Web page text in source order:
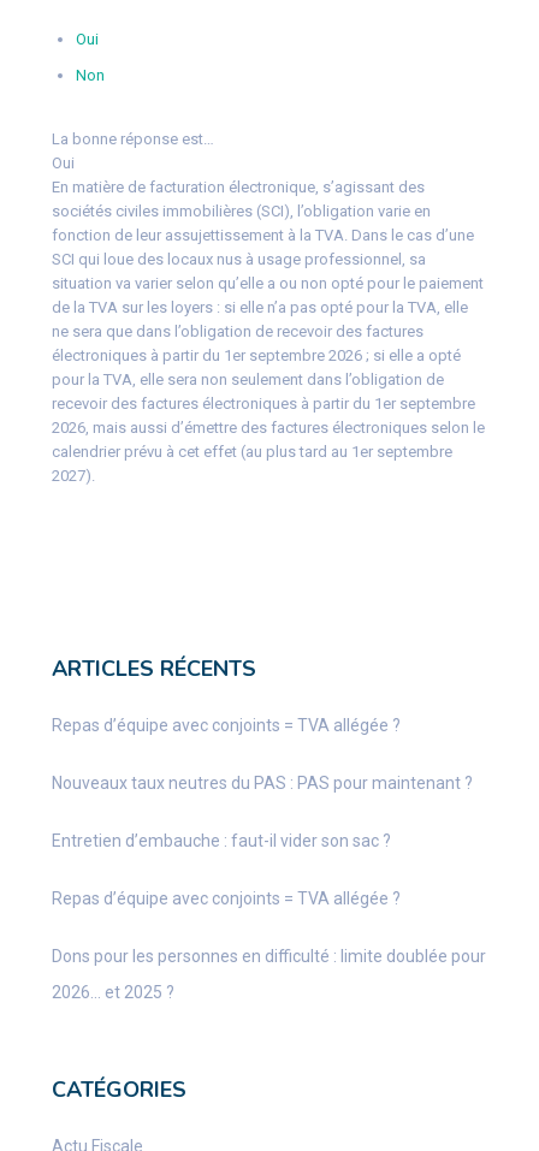
Oui
Non
La bonne réponse est…
Oui
En matière de facturation électronique, s’agissant des
sociétés civiles immobilières (SCI), l’obligation varie en
fonction de leur assujettissement à la TVA. Dans le cas d’une
SCI qui loue des locaux nus à usage professionnel, sa
situation va varier selon qu’elle a ou non opté pour le paiement
de la TVA sur les loyers : si elle n’a pas opté pour la TVA, elle
ne sera que dans l’obligation de recevoir des factures
électroniques à partir du 1er septembre 2026 ; si elle a opté
pour la TVA, elle sera non seulement dans l’obligation de
recevoir des factures électroniques à partir du 1er septembre
2026, mais aussi d’émettre des factures électroniques selon le
calendrier prévu à cet effet (au plus tard au 1er septembre
2027).
ARTICLES RÉCENTS
Repas d’équipe avec conjoints = TVA allégée ?
Nouveaux taux neutres du PAS : PAS pour maintenant ?
Entretien d’embauche : faut-il vider son sac ?
Repas d’équipe avec conjoints = TVA allégée ?
Dons pour les personnes en difficulté : limite doublée pour
2026… et 2025 ?
CATÉGORIES
Actu Fiscale